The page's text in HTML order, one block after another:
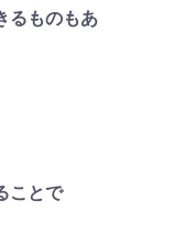
るものもあ
ことで